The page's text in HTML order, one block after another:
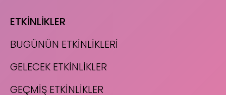
ETKİNLİKLER
BUGÜNÜN ETKİNLİKLERİ
GELECEK ETKİNLİKLER
GEÇMİŞ ETKİNLİKLER